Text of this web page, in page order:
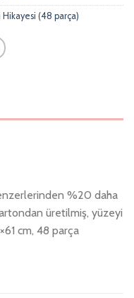
Hikayesi (48 parça)
%20 daha
üretilmiş, yüzeyi
cm, 48 parça